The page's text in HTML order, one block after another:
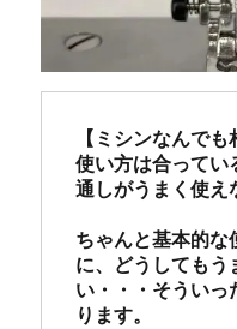
【ミシンなんでも
使い方は合ってい
通しがうまく使え
ちゃんと基本的な
に、どうしてもう
い・・・そういっ
ります。